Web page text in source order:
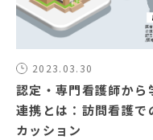
2023.03.30
認定・専門看護師か
連携とは：訪問看護で
カッション